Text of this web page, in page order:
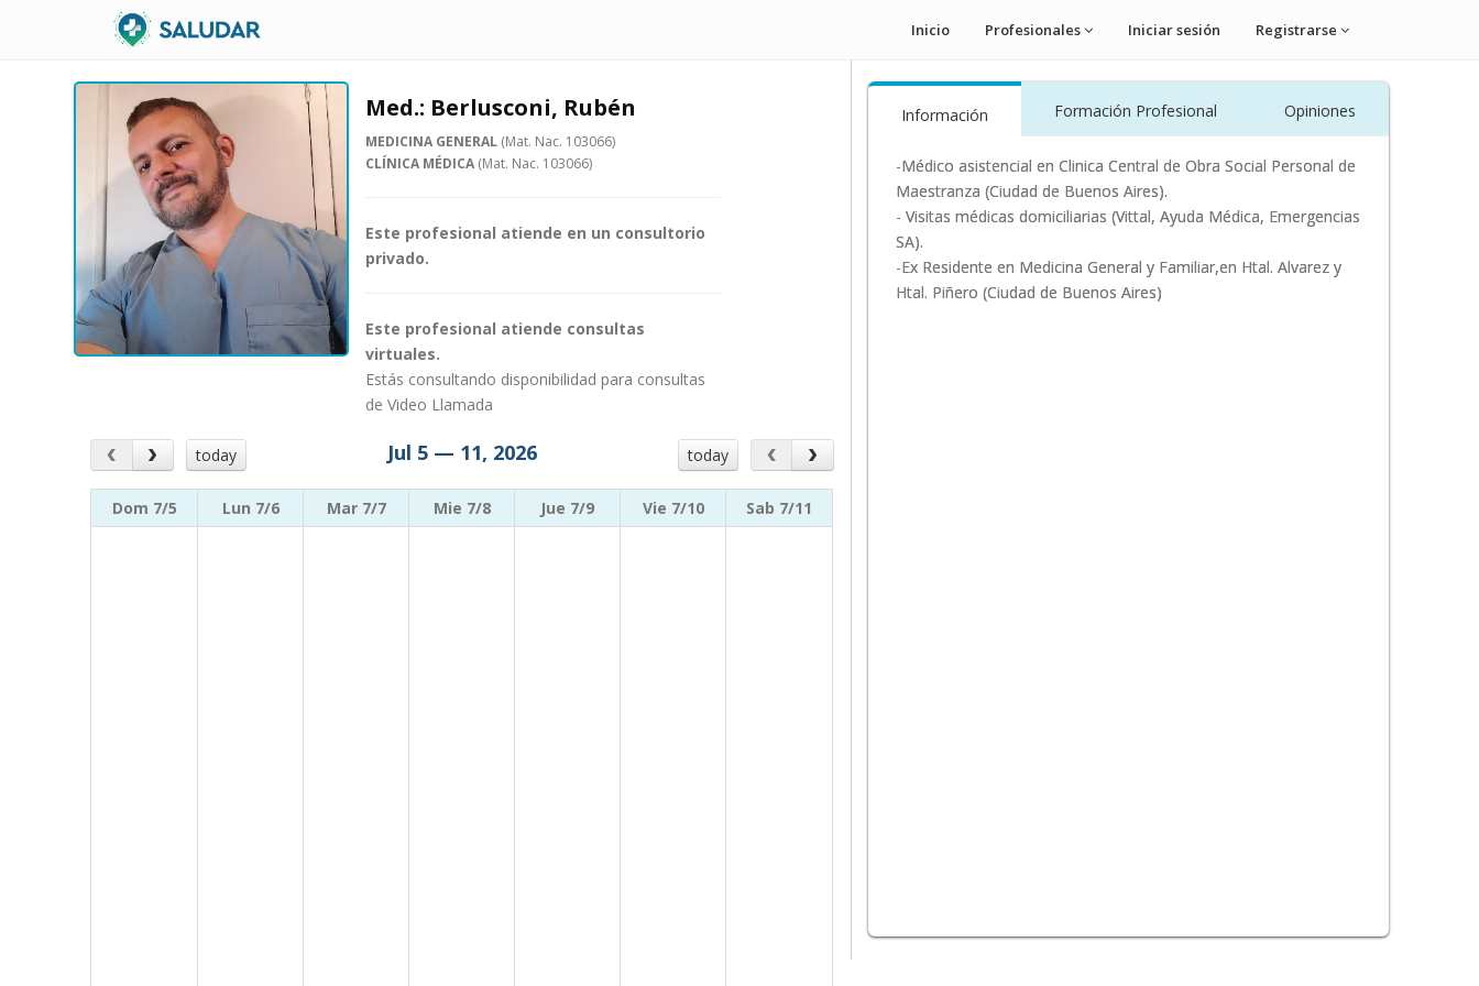
Inicio Profesionales Iniciar sesión Registrarse
Med.: Berlusconi, Rubén
MEDICINA GENERAL (Mat. Nac. 103066)
CLÍNICA MÉDICA (Mat. Nac. 103066)
Este profesional atiende en un consultorio
privado.
Este profesional atiende consultas
virtuales.
Estás consultando disponibilidad para consultas
de Video Llamada
today today
Jul 5 — 11, 2026
Dom 7/5 Lun 7/6 Mar 7/7 Mie 7/8 Jue 7/9 Vie 7/10 Sab 7/11
Información Formación Profesional Opiniones
-Médico asistencial en Clinica Central de Obra Social Personal de
Maestranza (Ciudad de Buenos Aires).
- Visitas médicas domiciliarias (Vittal, Ayuda Médica, Emergencias
SA).
-Ex Residente en Medicina General y Familiar,en Htal. Alvarez y
Htal. Piñero (Ciudad de Buenos Aires)